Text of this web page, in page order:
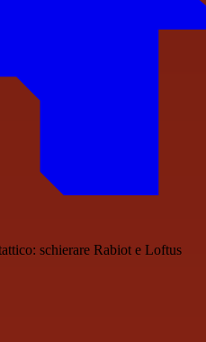
schierare Rabiot e Loftus